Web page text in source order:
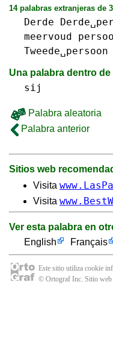
14 palabras extranjeras de
Derde
meervoud
Tweede␣persoon
Una palabra dentro de
sij
Palabra aleatoria
Palabra anterior
Sitios web
Visita
Visita
Ver esta palabra en
English
Français
Este sitio utiliza cookie
© Ortograf Inc. Sitio web